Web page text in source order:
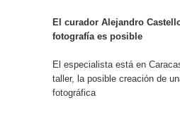
El curador Alejandro
fotografía es posible
El especialista está en
taller, la posible creación de
fotográfica